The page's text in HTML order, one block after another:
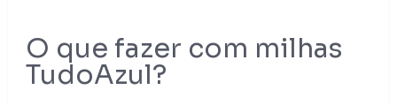
O que fazer com milhas
TudoAzul?